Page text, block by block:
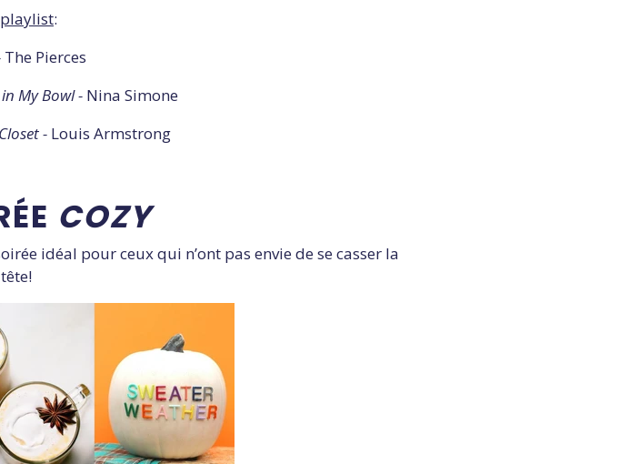
:
The Pierces
My Bowl -Nina Simone
- Louis Armstrong
COZY
idéal pour ceux qui n’ont pas envie de se casser la
tête!